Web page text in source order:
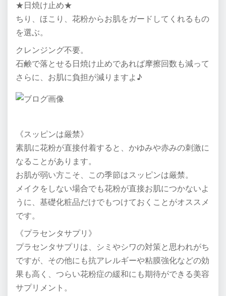
★日焼け止め★
ちり、ほこり、花粉からお肌をガードしてくれるもの
を選ぶ。
クレンジング不要。
石鹸で落とせる日焼け止めであれば摩擦回数も減って
さらに、お肌に負担が減りますよ♪
《スッピンは厳禁》
素肌に花粉が直接付着すると、かゆみや赤みの刺激に
なることがあります。
お肌が弱い方こそ、この季節はスッピンは厳禁。
メイクをしない場合でも花粉が直接お肌につかないよ
うに、基礎化粧品だけでもつけておくことがオススメ
です。
《プラセンタサプリ》
プラセンタサプリは、シミやシワの対策と思われがち
ですが、その他にも抗アレルギーや粘膜強化などの効
果も高く、つらい花粉症の緩和にも期待ができる美容
サプリメント。